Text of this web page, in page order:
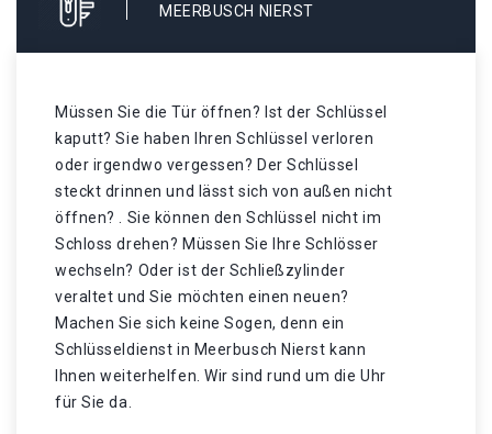
MEERBUSCH NIERST
Müssen Sie die Tür öffnen? Ist der Schlüssel
kaputt? Sie haben Ihren Schlüssel verloren
oder irgendwo vergessen? Der Schlüssel
steckt drinnen und lässt sich von außen nicht
öffnen? . Sie können den Schlüssel nicht im
Schloss drehen? Müssen Sie Ihre Schlösser
wechseln? Oder ist der Schließzylinder
veraltet und Sie möchten einen neuen?
Machen Sie sich keine Sogen, denn ein
Schlüsseldienst in Meerbusch Nierst kann
Ihnen weiterhelfen. Wir sind rund um die Uhr
für Sie da.